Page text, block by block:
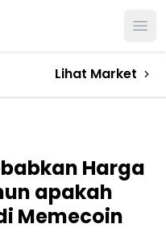
Lihat Market
Harga
apakah
Memecoin